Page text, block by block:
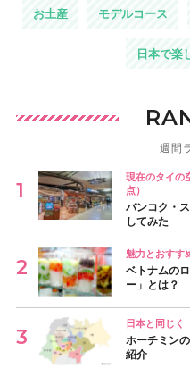
お土産 モデルコース
日本で楽
週間
現在のタイの
点）
バンコク・
してみた
魅力とおすす
ベトナムの
ー」とは？
日本と同じく
ホーチミン
紹介